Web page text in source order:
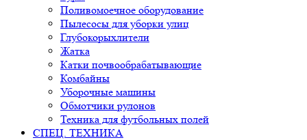
Поливомоечное оборудование
Пылесосы для уборки улиц
Глубокорыхлители
Жатка
Катки почвообрабатывающие
Комбайны
Уборочные машины
Обмотчики рулонов
Техника для футбольных полей
СПЕЦ. ТЕХНИКА